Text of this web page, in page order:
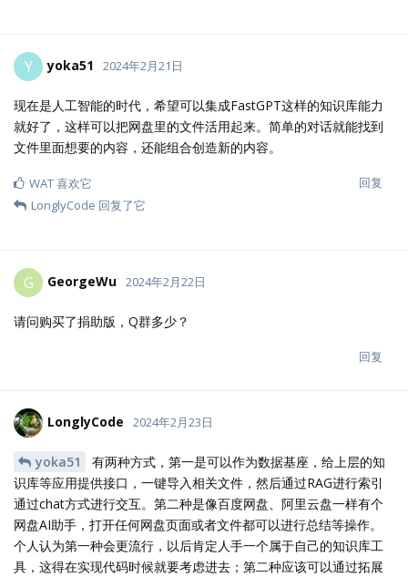
Y yoka51 2024年2月21日
现在是人工智能的时代，希望可以集成FastGPT这样的知识库能力
就好了，这样可以把网盘里的文件活用起来。简单的对话就能找到
文件里面想要的内容，还能组合创造新的内容。
回复
WAT喜欢它
LonglyCode 回复了它
G GeorgeWu 2024年2月22日
请问购买了捐助版，Q群多少？
回复
LonglyCode 2024年2月23日
yoka51
有两种方式，第一是可以作为数据基座，给上层的知
识库等应用提供接口，一键导入相关文件，然后通过RAG进行索引
通过chat方式进行交互。第二种是像百度网盘、阿里云盘一样有个
网盘AI助手，打开任何网盘页面或者文件都可以进行总结等操作。
个人认为第一种会更流行，以后肯定人手一个属于自己的知识库工
具，这得在实现代码时候就要考虑进去；第二种应该可以通过拓展